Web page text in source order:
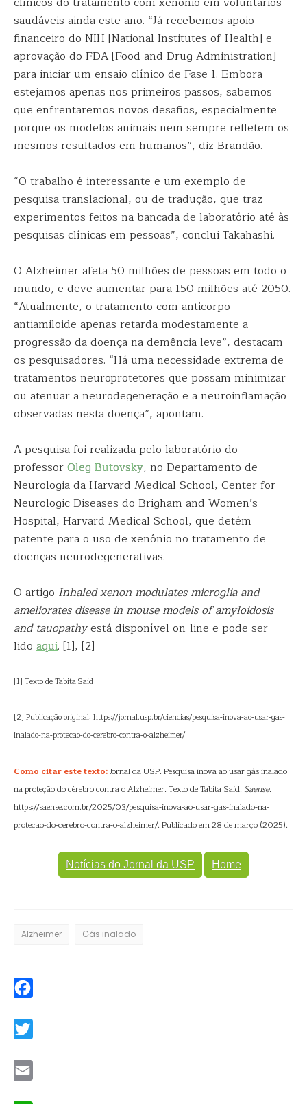
saudáveis ainda este ano. “Já recebemos apoio
financeiro do NIH [National Institutes of Health] e
aprovação do FDA [Food and Drug Administration]
para iniciar um ensaio clínico de Fase 1. Embora
estejamos apenas nos primeiros passos, sabemos
que enfrentaremos novos desafios, especialmente
porque os modelos animais nem sempre refletem os
mesmos resultados em humanos”, diz Brandão.
“O trabalho é interessante e um exemplo de
pesquisa translacional, ou de tradução, que traz
experimentos feitos na bancada de laboratório até às
pesquisas clínicas em pessoas”, conclui Takahashi.
O Alzheimer afeta 50 milhões de pessoas em todo o
mundo, e deve aumentar para 150 milhões até 2050.
“Atualmente, o tratamento com anticorpo
antiamiloide apenas retarda modestamente a
progressão da doença na demência leve”, destacam
os pesquisadores. “Há uma necessidade extrema de
tratamentos neuroprotetores que possam minimizar
ou atenuar a neurodegeneração e a neuroinflamação
observadas nesta doença”, apontam.
A pesquisa foi realizada pelo laboratório do
professorOleg Butovsky, no Departamento de
Neurologia da Harvard Medical School, Center for
Neurologic Diseases do Brigham and Women’s
Hospital, Harvard Medical School, que detém
patente para o uso de xenônio no tratamento de
doenças neurodegenerativas.
O artigo Inhaled xenon modulates microglia and
ameliorates disease in mouse models of amyloidosis
and tauopathyestá disponível on-line e pode ser
lido aqui. [1], [2]
[1] Texto de Tabita Said
[2] Publicação original: https://jornal.usp.br/ciencias/pesquisa-inova-ao-usar-gas-
inalado-na-protecao-do-cerebro-contra-o-alzheimer/
Como citar este texto:Jornal da USP. Pesquisa inova ao usar gás inalado
na proteção do cérebro contra o Alzheimer. Texto de Tabita Said. Saense.
https://saense.com.br/2025/03/pesquisa-inova-ao-usar-gas-inalado-na-
protecao-do-cerebro-contra-o-alzheimer/. Publicado em 28 de março (2025).
Notícias do Jornal da USP Home
Alzheimer Gás inalado